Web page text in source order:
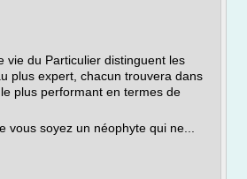
vie du Particulier distinguent les
plus expert, chacun trouvera dans
plus performant en termes de
soyez un néophyte qui ne...